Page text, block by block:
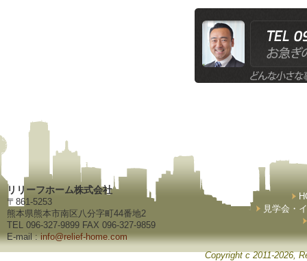
リリーフホーム株式会社
〒861-5253
熊本県熊本市南区八分字町44番地2
TEL 096-327-9899 FAX 096-327-9859
E-mail :info@relief-home.com
見学会・
Copyright c 2011-2026,